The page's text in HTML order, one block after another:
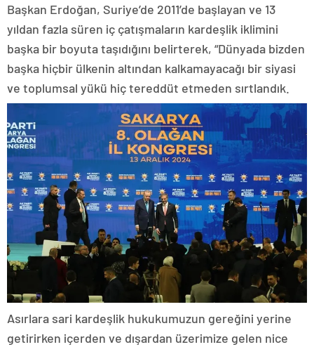
Başkan Erdoğan, Suriye’de 2011’de başlayan ve 13
yıldan fazla süren iç çatışmaların kardeşlik iklimini
başka bir boyuta taşıdığını belirterek, “Dünyada bizden
başka hiçbir ülkenin altından kalkamayacağı bir siyasi
ve toplumsal yükü hiç tereddüt etmeden sırtlandık.
Asırlara sari kardeşlik hukukumuzun gereğini yerine
getirirken içerden ve dışardan üzerimize gelen nice